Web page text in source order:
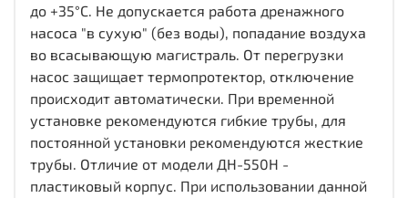
до +35°С. Не допускается работа дренажного
насоса "в сухую" (без воды), попадание воздуха
во всасывающую магистраль. От перегрузки
насос защищает термопротектор, отключение
происходит автоматически. При временной
установке рекомендуются гибкие трубы, для
постоянной установки рекомендуются жесткие
трубы. Отличие от модели ДН-550Н -
пластиковый корпус. При использовании данной